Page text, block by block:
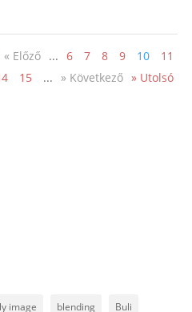
« Előző ... 6 7 8 9 10
11
15 ... » Következő » Utolsó
image blending Buli